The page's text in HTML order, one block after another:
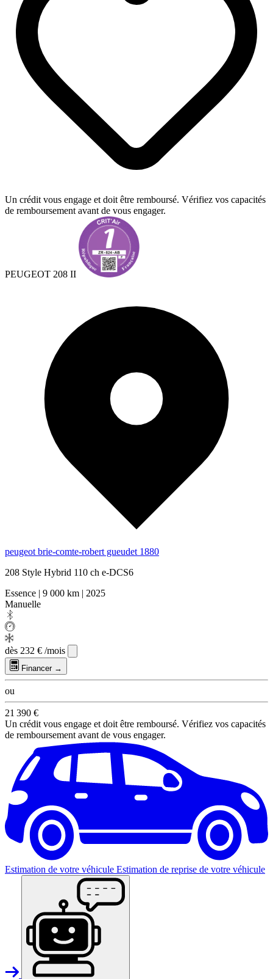
Un crédit vous engage et doit être remboursé. Vérifiez vos capacités
de remboursement avant de vous engager.
PEUGEOT 208 II
peugeot brie-comte-robert gueudet 1880
208 Style Hybrid 110 ch e-DCS6
Essence | 9 000 km | 2025
Manuelle
dès 232 € /mois
Financer →
ou
21 390 €
Un crédit vous engage et doit être remboursé. Vérifiez vos capacités
de remboursement avant de vous engager.
Estimation de votre véhicule Estimation de reprise de votre véhicule